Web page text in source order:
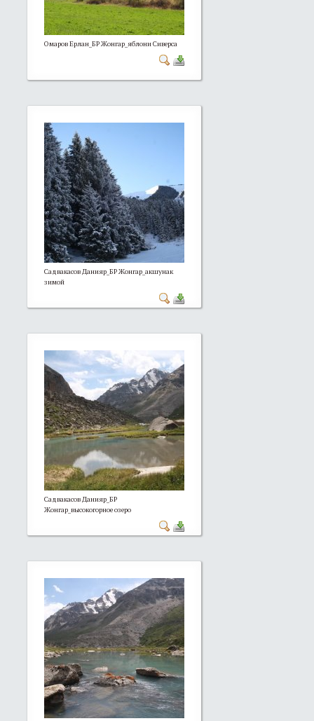
Омаров Ерлан_БР Жонгар_яблони Сиверса
Садвакасов Данияр_БР Жонгар_акшунак
зимой
Садвакасов Данияр_БР
Жонгар_высокогорное озеро